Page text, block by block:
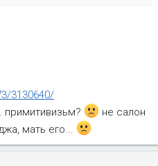
синий нафигатор меня
тебе разница? главное,
удобнее, чем в рэнге.
3130640/
примитивизьм?
не салон
мать его...